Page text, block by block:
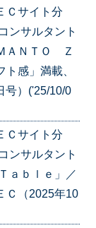
Ｃサイト分
ンサルタント
ＡＮＴＯ Ｚ
感」満載、
号）('25/10/0
Ｃサイト分
ンサルタント
ｂｌｅ」／
Ｃ（2025年10